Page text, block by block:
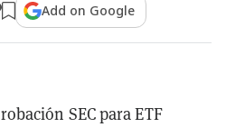
Add on Google
SEC para ETF